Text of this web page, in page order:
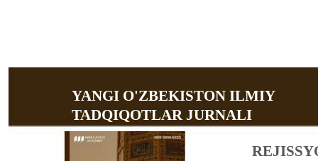
YANGI O'ZBEKISTON ILMIY
TADQIQOTLAR JURNALI